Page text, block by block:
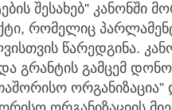
შესახებ” კანონში
რომელიც
წარედგინა.
გრანტის გამცემ
ორგანიზაცია”